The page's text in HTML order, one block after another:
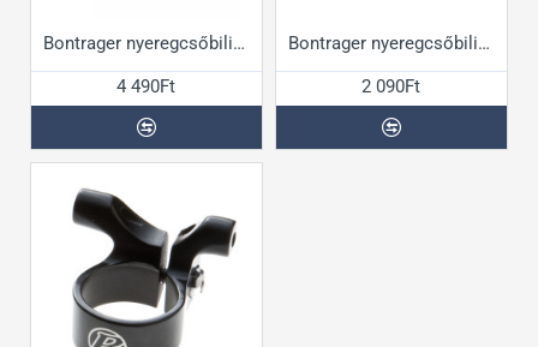
Bontrager nyeregcsőbilincs 36,4mm
4 490Ft
Bontrager nyeregcsőbilincs csavaros
2 090Ft